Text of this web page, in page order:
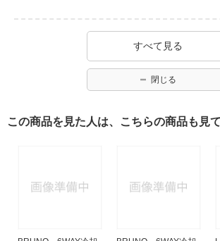
すべて見る
閉じる
この商品を見た人は、こちらの商品も見